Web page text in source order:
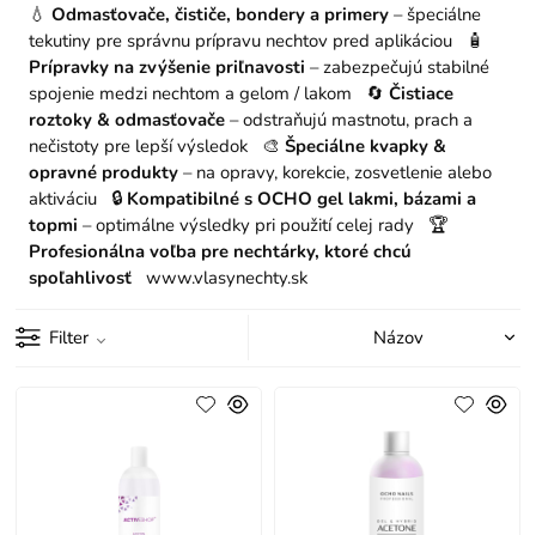
💧 Odmasťovače, čističe, bondery a primery– špeciálne
tekutiny pre správnu prípravu nechtov pred aplikáciou 🧴
Prípravky na zvýšenie priľnavosti – zabezpečujú stabilné
spojenie medzi nechtom a gelom / lakom 🔄 Čistiace
roztoky & odmasťovače– odstraňujú mastnotu, prach a
nečistoty pre lepší výsledok 🎨 Špeciálne kvapky &
opravné produkty– na opravy, korekcie, zosvetlenie alebo
aktiváciu 🔒 Kompatibilné s OCHO gel lakmi, bázami a
topmi – optimálne výsledky pri použití celej rady 🏆
Profesionálna voľba pre nechtárky, ktoré chcú
spoľahlivosť www.vlasynechty.sk
Filter